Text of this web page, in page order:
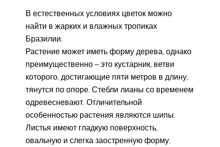
В естественных условиях цветок можно
найти в жарких и влажных тропиках
Бразилии.
Растение может иметь форму дерева, однако
преимущественно – это кустарник, ветви
которого, достигающие пяти метров в длину,
тянутся по опоре. Стебли лианы со временем
одревесневают. Отличительной
особенностью растения являются шипы.
Листья имеют гладкую поверхность,
овальную и слегка заостренную форму.